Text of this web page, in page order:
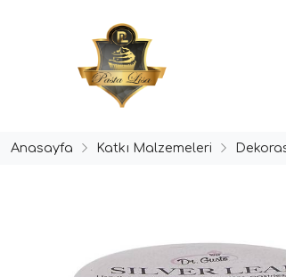
Anasayfa Katkı Malzemeleri